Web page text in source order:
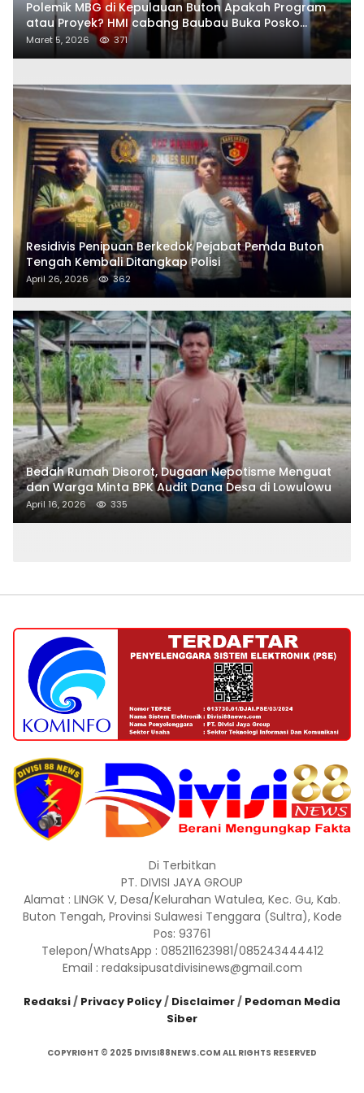
Polemik MBG di Kepulauan Buton Apakah Program
atau Proyek? HMI cabang Baubau Buka Posko
Aduan Masyarakat
Maret 5, 2026 371
Residivis Penipuan Berkedok Pejabat Pemda Buton
Tengah Kembali Ditangkap Polisi
April 26, 2026 362
Bedah Rumah Disorot, Dugaan Nepotisme Menguat
dan Warga Minta BPK Audit Dana Desa di Lowulowu
April 16, 2026 335
Di Terbitkan
PT. DIVISI JAYA GROUP
Alamat : LINGK V, Desa/Kelurahan Watulea, Kec. Gu, Kab.
Buton Tengah, Provinsi Sulawesi Tenggara (Sultra), Kode
Pos: 93761
Telepon/WhatsApp : 085211623981/085243444412
Email : redaksipusatdivisinews@gmail.com
Redaksi/ Privacy Policy/ Disclaimer/ Pedoman Media
Siber
COPYRIGHT © 2025 DIVISI88NEWS.COM ALL RIGHTS RESERVED